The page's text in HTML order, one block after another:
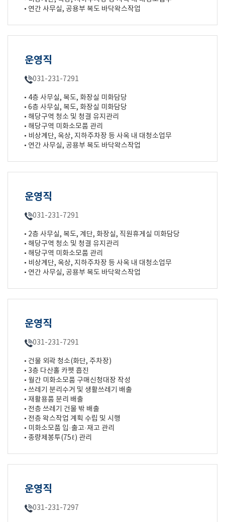
• 연간 사무실, 공용부 복도 바닥왁스작업
운영직
031-231-7291
• 4층 사무실, 복도, 화장실 미화담당
• 6층 사무실, 복도, 화장실 미화담당
• 해당구역 청소 및 청결 유지관리
• 해당구역 미화소모품 관리
• 비상계단, 옥상, 지하주차장 등 사옥 내 대청소업무
• 연간 사무실, 공용부 복도 바닥왁스작업
운영직
031-231-7291
• 2층 사무실, 복도, 계단, 화장실, 직원휴게실 미화담당
• 해당구역 청소 및 청결 유지관리
• 해당구역 미화소모품 관리
• 비상계단, 옥상, 지하주차장 등 사옥 내 대청소업무
• 연간 사무실, 공용부 복도 바닥왁스작업
운영직
031-231-7291
• 건물 외곽 청소(화단, 주차장)
• 3층 다산홀 카펫 흡진
• 월간 미화소모품 구매신청대장 작성
• 쓰레기 분리수거 및 생활쓰레기 배출
• 재활용품 분리 배출
• 전층 쓰레기 건물 밖 배출
• 전층 왁스작업 계획 수립 및 시행
• 미화소모품 입·출고·재고 관리
• 종량제봉투(75ℓ) 관리
운영직
031-231-7297